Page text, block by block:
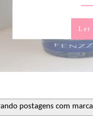
Ler
postagens com